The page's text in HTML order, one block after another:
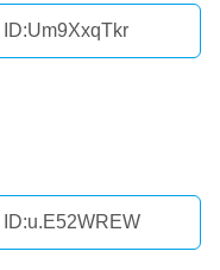
ID:Um9XxqTkr
ID:u.E52WREW